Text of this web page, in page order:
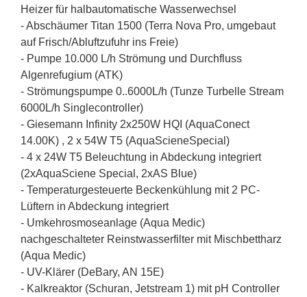
Heizer für halbautomatische Wasserwechsel
- Abschäumer Titan 1500 (Terra Nova Pro, umgebaut
auf Frisch/Abluftzufuhr ins Freie)
- Pumpe 10.000 L/h Strömung und Durchfluss
Algenrefugium (ATK)
- Strömungspumpe 0..6000L/h (Tunze Turbelle Stream
6000L/h Singlecontroller)
- Giesemann Infinity 2x250W HQI (AquaConect
14.00K) , 2 x 54W T5 (AquaScieneSpecial)
- 4 x 24W T5 Beleuchtung in Abdeckung integriert
(2xAquaSciene Special, 2xAS Blue)
- Temperaturgesteuerte Beckenkühlung mit 2 PC-
Lüftern in Abdeckung integriert
- Umkehrosmoseanlage (Aqua Medic)
nachgeschalteter Reinstwasserfilter mit Mischbettharz
(Aqua Medic)
- UV-Klärer (DeBary, AN 15E)
- Kalkreaktor (Schuran, Jetstream 1) mit pH Controller